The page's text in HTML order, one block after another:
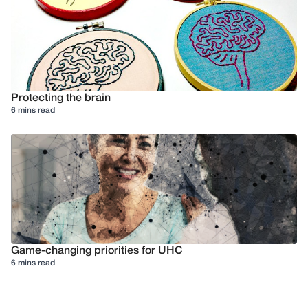
Protecting the brain
6 mins read
Game-changing priorities for UHC
6 mins read